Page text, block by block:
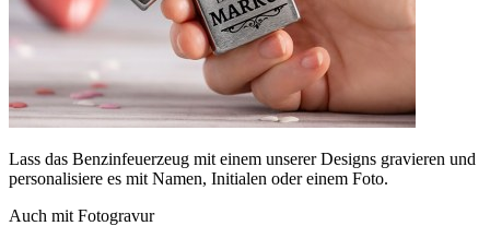
Lass das Benzinfeuerzeug mit einem unserer Designs gravieren und
personalisiere es mit Namen, Initialen oder einem Foto.
Auch mit Fotogravur